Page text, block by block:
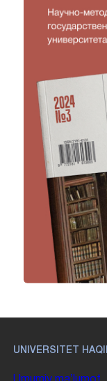
UNIVERSITET